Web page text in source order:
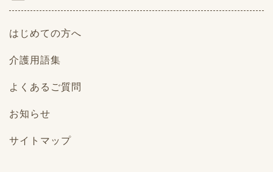
はじめての方へ
介護用語集
よくあるご質問
お知らせ
サイトマップ